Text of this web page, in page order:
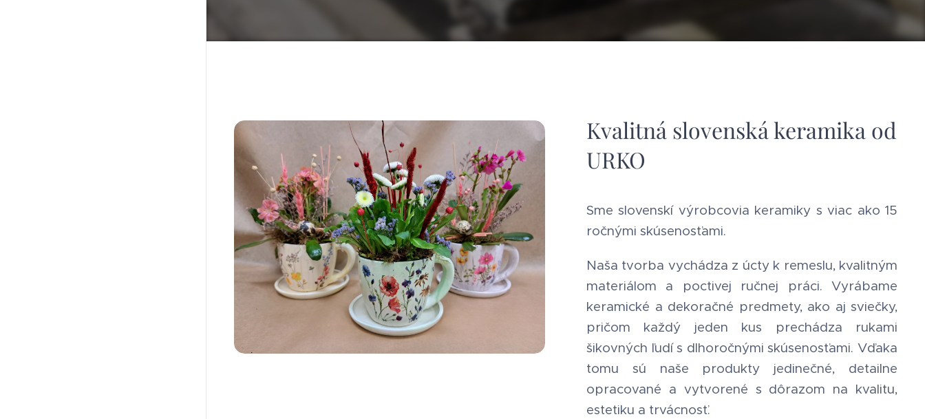
Kvalitná slovenská keramika od
URKO
Sme slovenskí výrobcovia keramiky s viac ako 15
ročnými skúsenosťami.
Naša tvorba vychádza z úcty k remeslu, kvalitným
materiálom a poctivej ručnej práci. Vyrábame
keramické a dekoračné predmety, ako aj sviečky,
pričom každý jeden kus prechádza rukami
šikovných ľudí s dlhoročnými skúsenosťami. Vďaka
tomu sú naše produkty jedinečné, detailne
opracované a vytvorené s dôrazom na kvalitu,
estetiku a trvácnosť.